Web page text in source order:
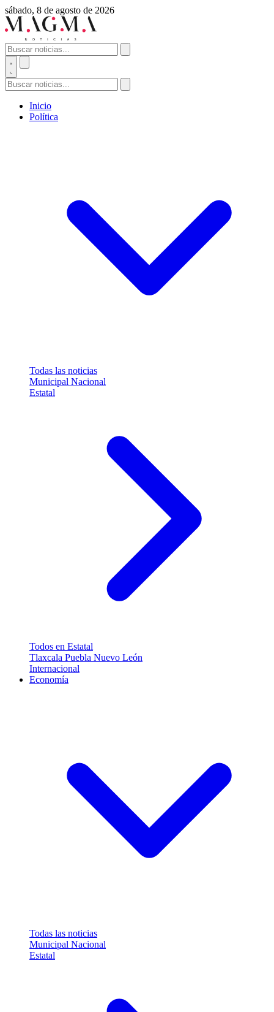
sábado, 8 de agosto de 2026
Inicio
Política
Todas las noticias
Municipal Nacional
Estatal
Todos en Estatal
Tlaxcala Puebla Nuevo León
Internacional
Economía
Todas las noticias
Municipal Nacional
Estatal